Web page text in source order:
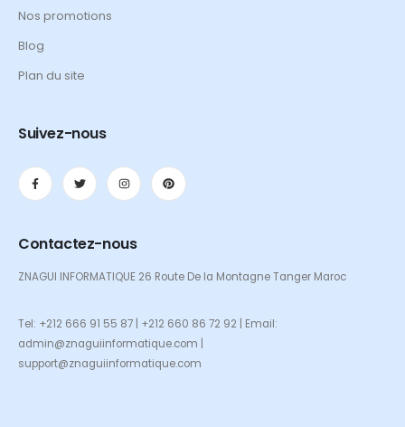
Nos promotions
Blog
Plan du site
Suivez-nous
Contactez-nous
ZNAGUI INFORMATIQUE 26 Route De la Montagne Tanger Maroc
Tel: +212 666 91 55 87 | +212 660 86 72 92 | Email:
admin@znaguiinformatique.com |
support@znaguiinformatique.com